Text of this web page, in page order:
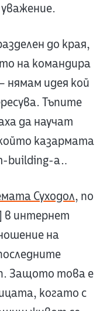
до края,
на командира
нямам идея кой
Тъпите
да научат
казармата
building-а…
Суходол, по
в интернет
на
Защото това е
когато с